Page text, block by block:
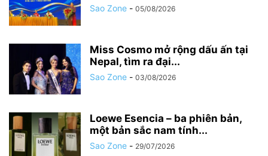
Sao Zone - 05/08/2026
Miss Cosmo mở rộng dấu ấn tại
Nepal, tìm ra đại...
Sao Zone - 03/08/2026
Loewe Esencia – ba phiên bản,
một bản sắc nam tính...
Sao Zone - 29/07/2026